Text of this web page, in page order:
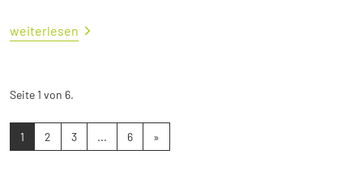
weiterlesen
Seite 1 von 6.
1 2 3 ... 6 »